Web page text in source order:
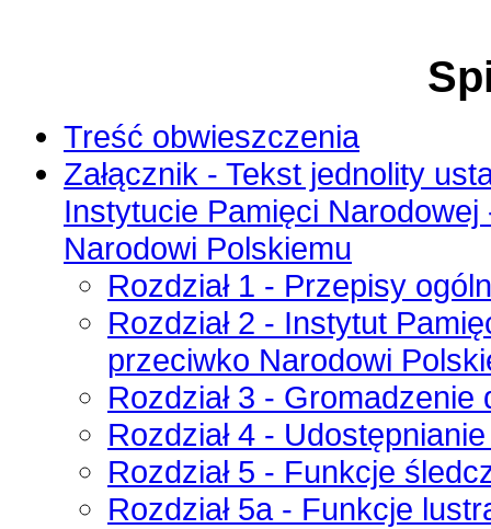
Treść obwieszczenia
Załącznik - Tekst jednolity
Instytucie Pamięci
Narodowi Polskiemu
Rozdział 1 - Przepisy
Rozdział 2 - Instytut
przeciwko Narodowi
Rozdział 3 -
Rozdział 4 -
Rozdział 5 - Funkcje
Rozdział 5a - Funkcje